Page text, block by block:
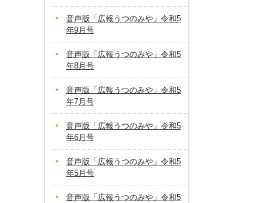
音声版「広報うつのみや」令和5
年9月号
音声版「広報うつのみや」令和5
年8月号
音声版「広報うつのみや」令和5
年7月号
音声版「広報うつのみや」令和5
年6月号
音声版「広報うつのみや」令和5
年5月号
音声版「広報うつのみや」令和5